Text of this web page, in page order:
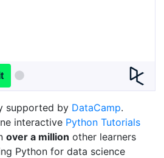
supported by DataCamp.
interactive Python Tutorials
over a million other learners
Python for data science